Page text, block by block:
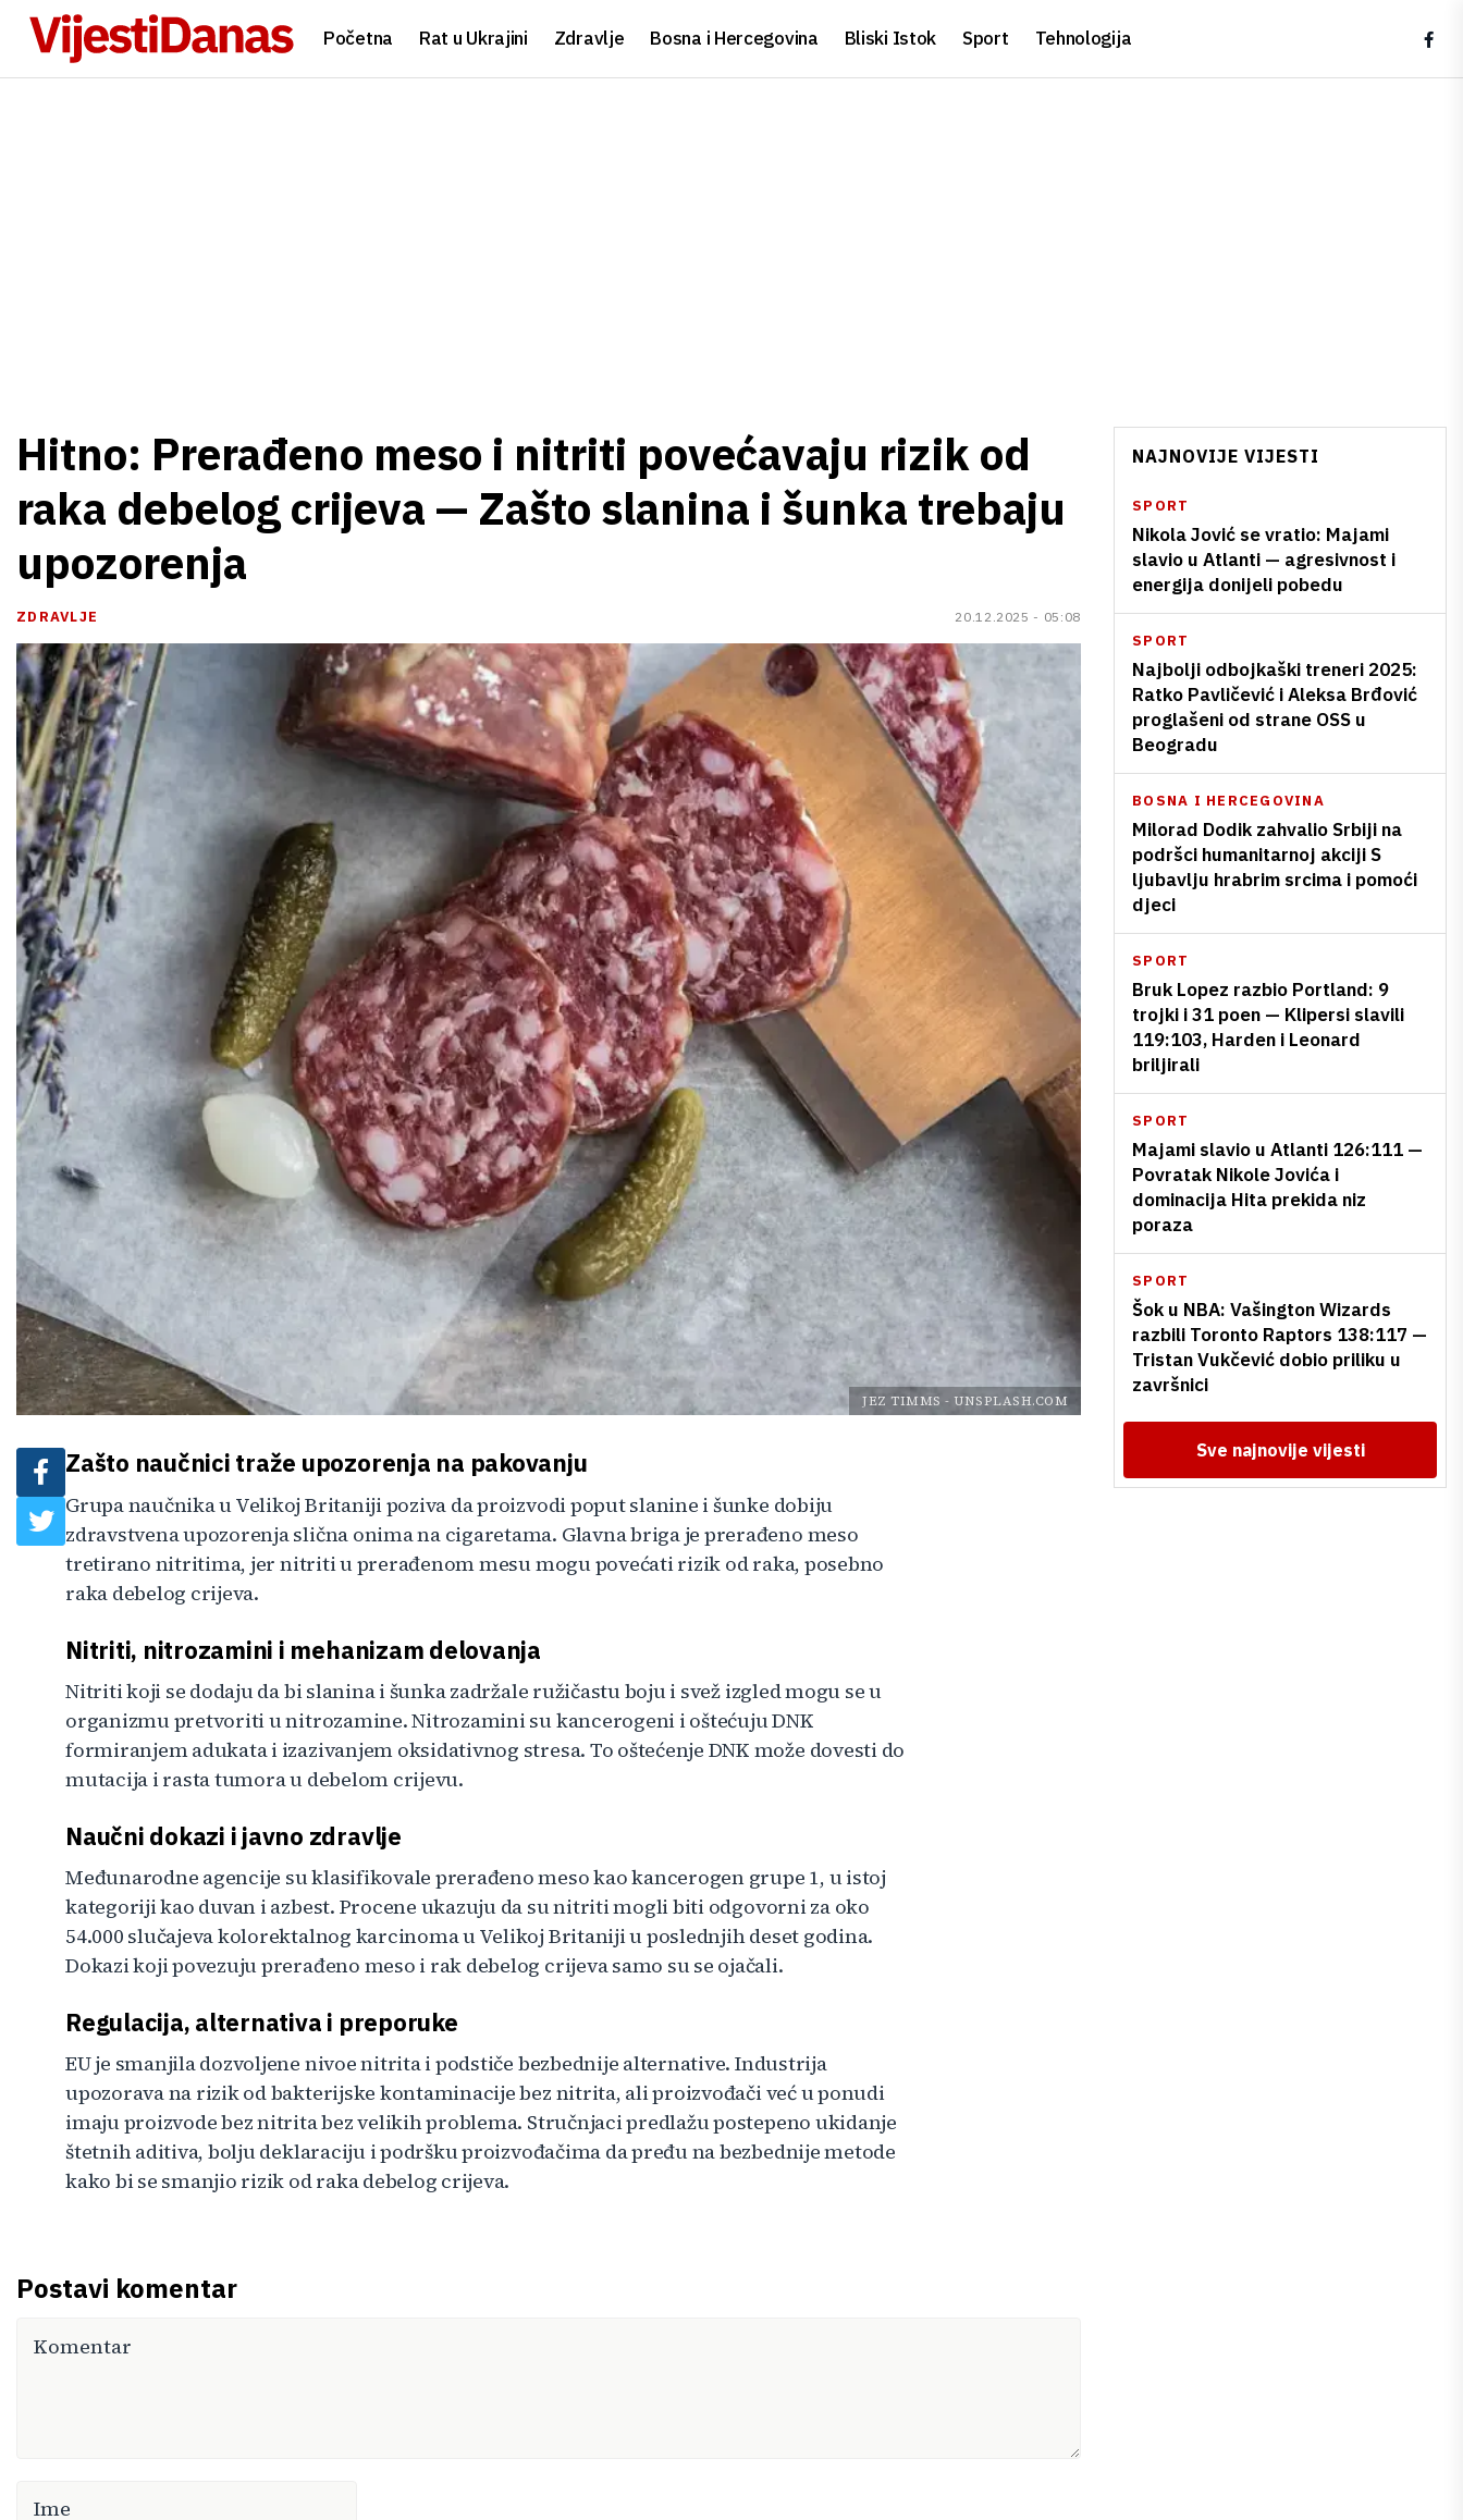
Početna Rat u Ukrajini Zdravlje Bosna i Hercegovina Bliski Istok Sport Tehnologija
Hitno: Prerađeno meso i nitriti povećavaju rizik od
raka debelog crijeva — Zašto slanina i šunka trebaju
upozorenja
ZDRAVLJE 20.12.2025 - 05:08
JEZ TIMMS - UNSPLASH.COM
Zašto naučnici traže upozorenja na pakovanju
Grupa naučnika u Velikoj Britaniji poziva da proizvodi poput slanine i šunke dobiju
zdravstvena upozorenja slična onima na cigaretama. Glavna briga je prerađeno meso
tretirano nitritima, jer nitriti u prerađenom mesu mogu povećati rizik od raka, posebno
raka debelog crijeva.
Nitriti, nitrozamini i mehanizam delovanja
Nitriti koji se dodaju da bi slanina i šunka zadržale ružičastu boju i svež izgled mogu se u
organizmu pretvoriti u nitrozamine. Nitrozamini su kancerogeni i oštećuju DNK
formiranjem adukata i izazivanjem oksidativnog stresa. To oštećenje DNK može dovesti do
mutacija i rasta tumora u debelom crijevu.
Naučni dokazi i javno zdravlje
Međunarodne agencije su klasifikovale prerađeno meso kao kancerogen grupe 1, u istoj
kategoriji kao duvan i azbest. Procene ukazuju da su nitriti mogli biti odgovorni za oko
54.000 slučajeva kolorektalnog karcinoma u Velikoj Britaniji u poslednjih deset godina.
Dokazi koji povezuju prerađeno meso i rak debelog crijeva samo su se ojačali.
Regulacija, alternativa i preporuke
EU je smanjila dozvoljene nivoe nitrita i podstiče bezbednije alternative. Industrija
upozorava na rizik od bakterijske kontaminacije bez nitrita, ali proizvođači već u ponudi
imaju proizvode bez nitrita bez velikih problema. Stručnjaci predlažu postepeno ukidanje
štetnih aditiva, bolju deklaraciju i podršku proizvođačima da pređu na bezbednije metode
kako bi se smanjio rizik od raka debelog crijeva.
Postavi komentar
NAJNOVIJE VIJESTI
SPORT
Nikola Jović se vratio: Majami
slavio u Atlanti — agresivnost i
energija donijeli pobedu
SPORT
Najbolji odbojkaški treneri 2025:
Ratko Pavličević i Aleksa Brđović
proglašeni od strane OSS u
Beogradu
BOSNA I HERCEGOVINA
Milorad Dodik zahvalio Srbiji na
podršci humanitarnoj akciji S
ljubavlju hrabrim srcima i pomoći
djeci
SPORT
Bruk Lopez razbio Portland: 9
trojki i 31 poen — Klipersi slavili
119:103, Harden i Leonard
briljirali
SPORT
Majami slavio u Atlanti 126:111 —
Povratak Nikole Jovića i
dominacija Hita prekida niz
poraza
SPORT
Šok u NBA: Vašington Wizards
razbili Toronto Raptors 138:117 —
Tristan Vukčević dobio priliku u
završnici
Sve najnovije vijesti